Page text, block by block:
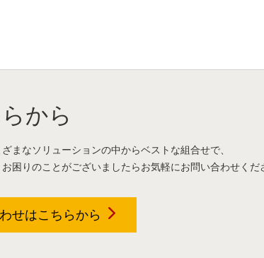
から
まなソリューションの中からベストな組合せで、
困りのことがございましたらお気軽にお問い合わせくだ
せはこちらから